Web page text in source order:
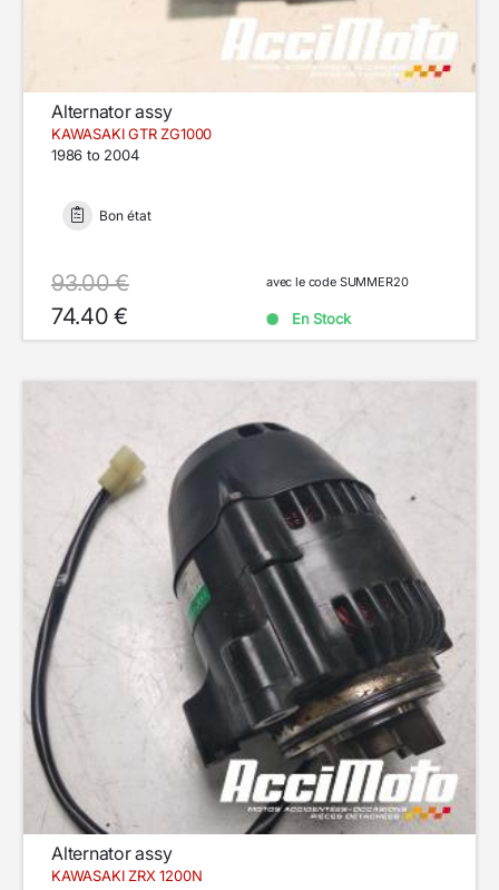
Alternator assy
KAWASAKI GTR ZG1000
1986 to 2004
Bon état
93.00 €
74.40 €
avec le code SUMMER20
En Stock
Alternator assy
KAWASAKI ZRX 1200N